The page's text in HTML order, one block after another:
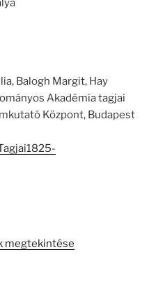
Balogh Margit, Hay
Akadémia tagjai
Központ, Budapest
megtekintése